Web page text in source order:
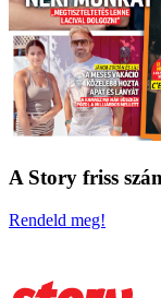
A Story friss
Rendeld meg!